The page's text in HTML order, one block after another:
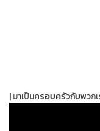
| มาเป็นครอบครัวกับพวกเ